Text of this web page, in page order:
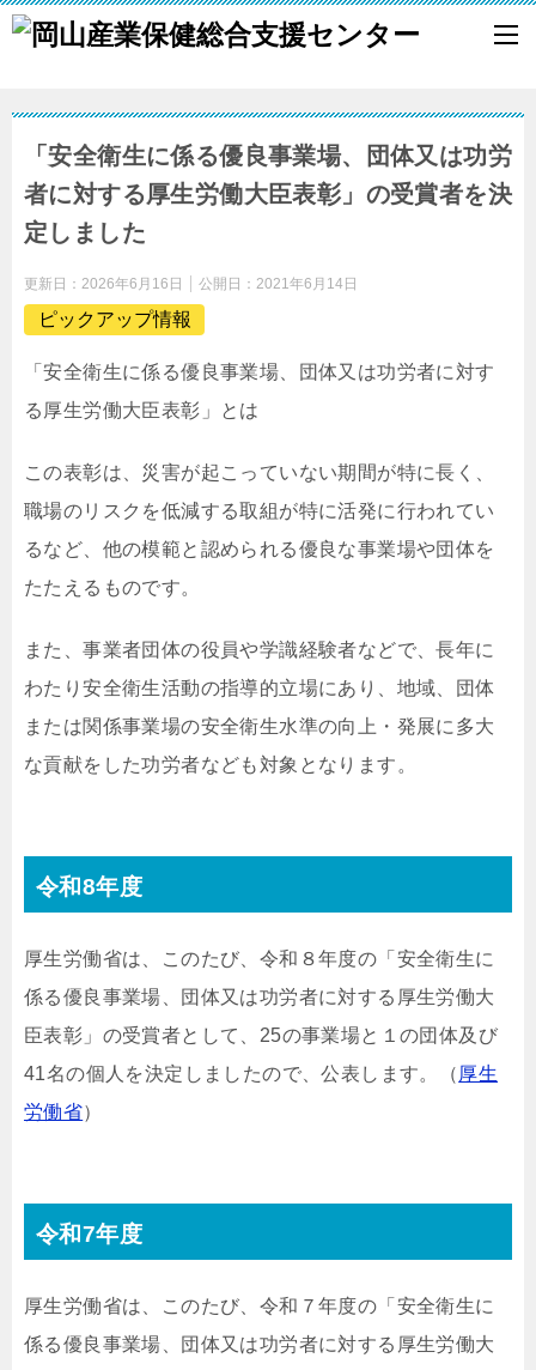
「安全衛生に係る優良事業場、団体又は功労
者に対する厚生労働大臣表彰」の受賞者を決
定しました
更新日： 2026年6月16日 公開日： 2021年6月14日
ピックアップ情報
「安全衛生に係る優良事業場、団体又は功労者に対す
る厚生労働大臣表彰」とは
この表彰は、災害が起こっていない期間が特に長く、
職場のリスクを低減する取組が特に活発に行われてい
るなど、他の模範と認められる優良な事業場や団体を
たたえるものです。
また、事業者団体の役員や学識経験者などで、長年に
わたり安全衛生活動の指導的立場にあり、地域、団体
または関係事業場の安全衛生水準の向上・発展に多大
な貢献をした功労者なども対象となります。
令和8年度
厚生労働省は、このたび、令和８年度の「安全衛生に
係る優良事業場、団体又は功労者に対する厚生労働大
臣表彰」の受賞者として、25の事業場と１の団体及び
41名の個人を決定しましたので、公表します。（ 厚生
労働省）
令和7年度
厚生労働省は、このたび、令和７年度の「安全衛生に
係る優良事業場、団体又は功労者に対する厚生労働大